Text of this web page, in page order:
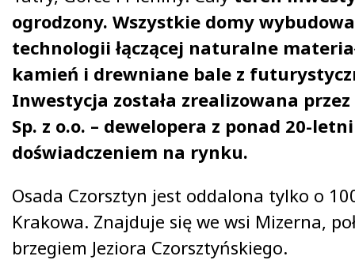
ogrodzony. Wszystkie domy
technologii łączącej naturalne
kamień i drewniane bale z
Inwestycja została zrealizowana przez
Sp. z o.o. – dewelopera z ponad 20-
doświadczeniem na rynku.
Osada Czorsztyn jest oddalona tylko o
Krakowa. Znajduje się we wsi Mizerna,
brzegiem Jeziora Czorsztyńskiego.